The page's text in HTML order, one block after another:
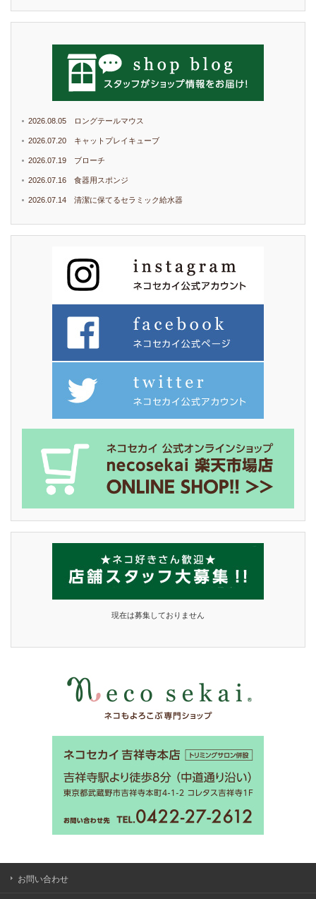
2026.08.05 ロングテールマウス
2026.07.20 キャットプレイキューブ
2026.07.19 ブローチ
2026.07.16 食器用スポンジ
2026.07.14 清潔に保てるセラミック給水器
現在は募集しておりません
お問い合わせ